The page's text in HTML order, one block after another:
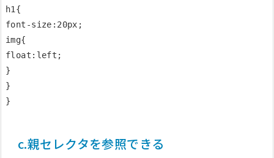
h1{
font-size:20px;
img{
float:left;
}
}
c.親セレクタを参照できる